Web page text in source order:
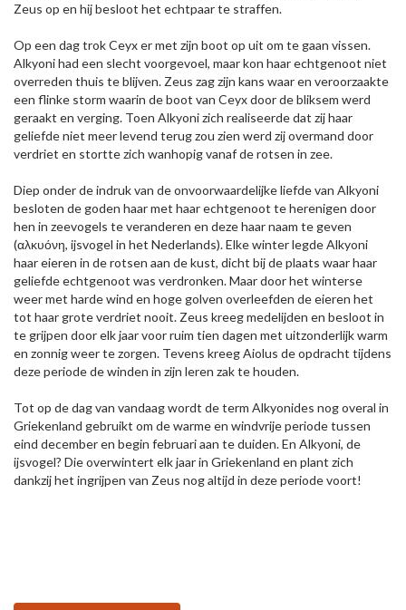
Zeus op en hij besloot het echtpaar te straffen.
Op een dag trok Ceyx er met zijn boot op uit om te gaan vissen.
Alkyoni had een slecht voorgevoel, maar kon haar echtgenoot niet
overreden thuis te blijven. Zeus zag zijn kans waar en veroorzaakte
een flinke storm waarin de boot van Ceyx door de bliksem werd
geraakt en verging. Toen Alkyoni zich realiseerde dat zij haar
geliefde niet meer levend terug zou zien werd zij overmand door
verdriet en stortte zich wanhopig vanaf de rotsen in zee.
Diep onder de indruk van de onvoorwaardelijke liefde van Alkyoni
besloten de goden haar met haar echtgenoot te herenigen door
hen in zeevogels te veranderen en deze haar naam te geven
(αλκυόνη, ijsvogel in het Nederlands). Elke winter legde Alkyoni
haar eieren in de rotsen aan de kust, dicht bij de plaats waar haar
geliefde echtgenoot was verdronken. Maar door het winterse
weer met harde wind en hoge golven overleefden de eieren het
tot haar grote verdriet nooit. Zeus kreeg medelijden en besloot in
te grijpen door elk jaar voor ruim tien dagen met uitzonderlijk warm
en zonnig weer te zorgen. Tevens kreeg Aiolus de opdracht tijdens
deze periode de winden in zijn leren zak te houden.
Tot op de dag van vandaag wordt de term Alkyonides nog overal in
Griekenland gebruikt om de warme en windvrije periode tussen
eind december en begin februari aan te duiden. En Alkyoni, de
ijsvogel? Die overwintert elk jaar in Griekenland en plant zich
dankzij het ingrijpen van Zeus nog altijd in deze periode voort!